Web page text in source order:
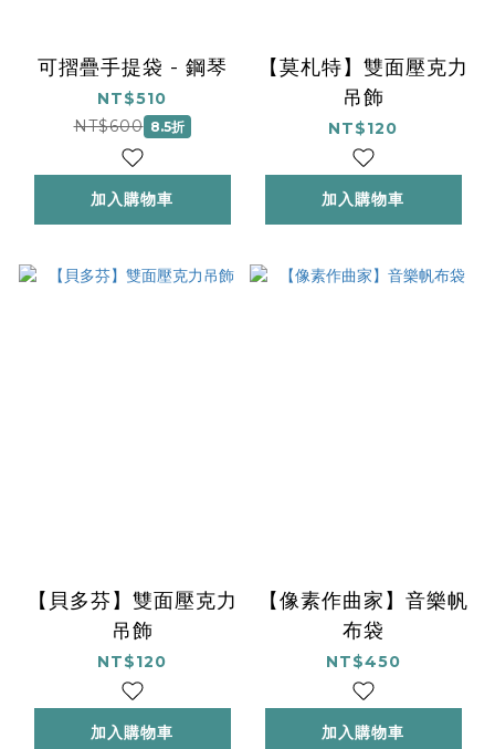
可摺疊手提袋 - 鋼琴
NT$510
NT$600 8.5折
加入購物車
【莫札特】雙面壓克力
吊飾
NT$120
加入購物車
【貝多芬】雙面壓克力
吊飾
NT$120
加入購物車
【像素作曲家】音樂帆
布袋
NT$450
加入購物車